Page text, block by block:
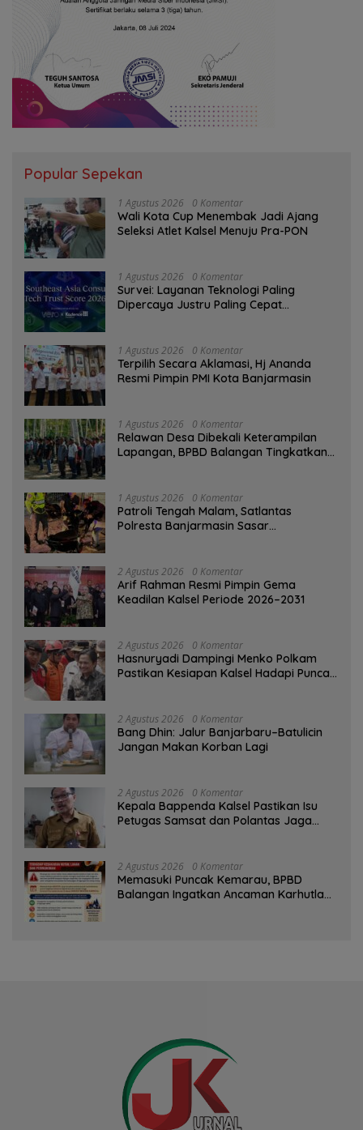
Popular Sepekan
1 Agustus 2026 0 Komentar
Wali Kota Cup Menembak Jadi Ajang
Seleksi Atlet Kalsel Menuju Pra-PON
1 Agustus 2026 0 Komentar
Survei: Layanan Teknologi Paling
Dipercaya Justru Paling Cepat
1 Agustus 2026 0 Komentar
‎Terpilih Secara Aklamasi, Hj Ananda
Resmi Pimpin PMI Kota Banjarmasin
1 Agustus 2026 0 Komentar
Relawan Desa Dibekali Keterampilan
Lapangan, BPBD Balangan Tingkatkan
1 Agustus 2026 0 Komentar
Patroli Tengah Malam, Satlantas
Polresta Banjarmasin Sasar
2 Agustus 2026 0 Komentar
Arif Rahman Resmi Pimpin Gema
Keadilan Kalsel Periode 2026–2031
2 Agustus 2026 0 Komentar
Hasnuryadi Dampingi Menko Polkam
Pastikan Kesiapan Kalsel Hadapi Puncak
2 Agustus 2026 0 Komentar
Bang Dhin: Jalur Banjarbaru–Batulicin
Jangan Makan Korban Lagi
2 Agustus 2026 0 Komentar
Kepala Bappenda Kalsel Pastikan Isu
Petugas Samsat dan Polantas Jaga
2 Agustus 2026 0 Komentar
Memasuki Puncak Kemarau, BPBD
Balangan Ingatkan Ancaman Karhutla